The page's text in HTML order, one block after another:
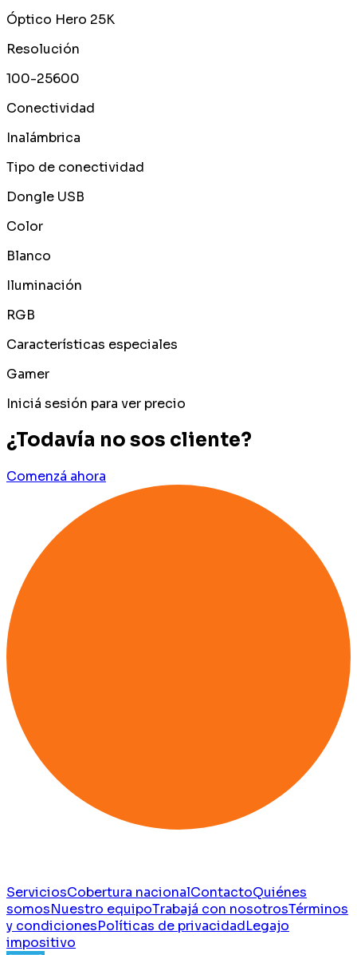
Óptico Hero 25K
Resolución
100-25600
Conectividad
Inalámbrica
Tipo de conectividad
Dongle USB
Color
Blanco
Iluminación
RGB
Características especiales
Gamer
Iniciá sesión para ver precio
¿Todavía no sos cliente?
Comenzá ahora
ServiciosCobertura nacionalContactoQuiénes
somosNuestro equipoTrabajá con nosotrosTérminos
y condicionesPolíticas de privacidadLegajo
impositivo